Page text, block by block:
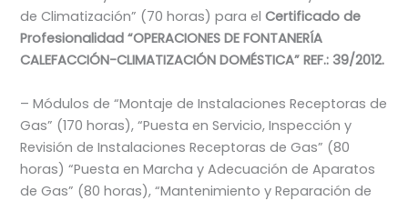
de Climatización” (70 horas) para elCertificado de
Profesionalidad “OPERACIONES DE FONTANERÍA
CALEFACCIÓN-CLIMATIZACIÓN DOMÉSTICA” REF.: 39/2012.
– Módulos de “Montaje de Instalaciones Receptoras de
Gas” (170 horas), “Puesta en Servicio, Inspección y
Revisión de Instalaciones Receptoras de Gas” (80
horas) “Puesta en Marcha y Adecuación de Aparatos
de Gas” (80 horas), “Mantenimiento y Reparación de